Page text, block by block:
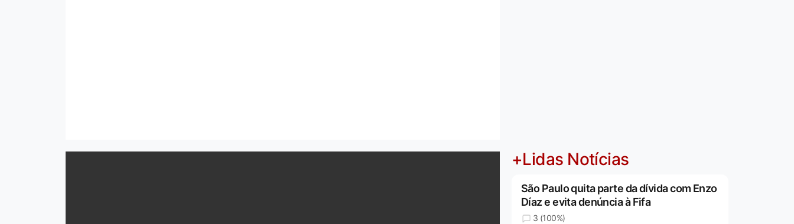
+Lidas Notícias
São Paulo quita parte da dívida com Enzo
Díaz e evita denúncia à Fifa
3 (100%)